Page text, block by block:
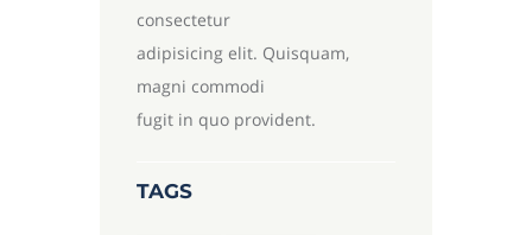
consectetur
adipisicing elit. Quisquam,
magni commodi
fugit in quo provident.
TAGS